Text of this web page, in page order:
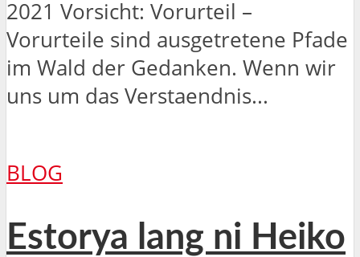
2021 Vorsicht: Vorurteil –
Vorurteile sind ausgetretene Pfade
im Wald der Gedanken. Wenn wir
uns um das Verstaendnis...
BLOG
Estorya lang ni Heiko